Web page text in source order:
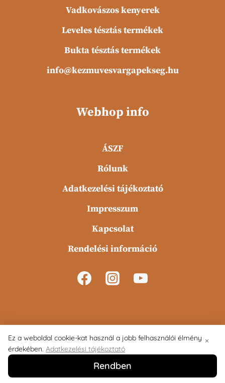
Vadkovászos kenyerek
Leveles tésztás termékek
Bukta tésztás termékek
info@kezmuvesvargapekseg.hu
Webhop info
ÁSZF
Rólunk
Adatkezelési tájékoztató
Impresszum
Kapcsolat
Rendelési információ
© 2026 Kézműves Varga Pékség
×
Ez a weboldal cookie-kat használ a jobb felhasználói élmény
érdekében. Adatkezelési tájékoztató
Rendben